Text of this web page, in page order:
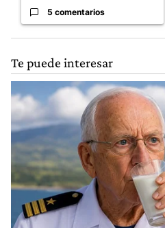
5 comentarios